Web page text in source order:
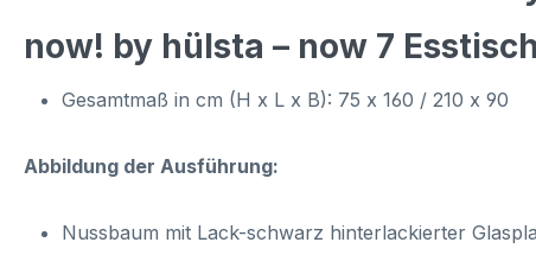
now! by hülsta – now 7
Gesamtmaß in cm (H x L x B): 75 x 160 / 210 x 90
Abbildung der Ausführung:
Nussbaum mit Lack-schwarz hinterlackierter